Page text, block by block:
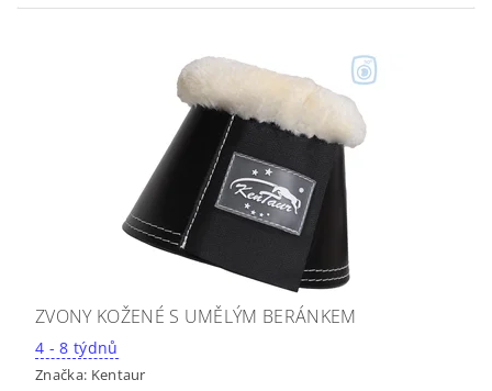
ZVONY KOŽENÉ S UMĚLÝM BERÁNKEM
4 - 8 týdnů
Značka: Kentaur